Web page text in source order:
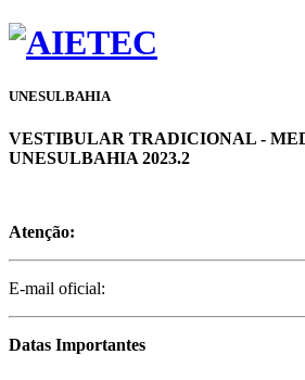
UNESULBAHIA
VESTIBULAR TRADICIONAL -
UNESULBAHIA 2023.2
Atenção:
E-mail oficial:
Datas Importantes